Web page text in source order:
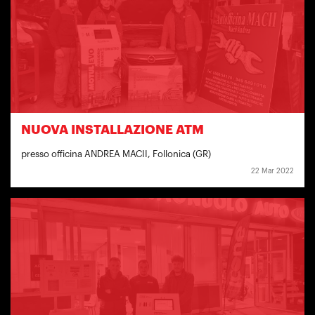
NUOVA INSTALLAZIONE ATM
presso officina ANDREA MACII, Follonica (GR)
22 Mar 2022